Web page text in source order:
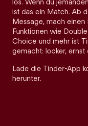
los. Wenn du
ist das ein Match. Ab
Message, mach einen
Funktionen wie
Choice und mehr ist
gemacht: locker,
Lade die Tinder-App
herunter.